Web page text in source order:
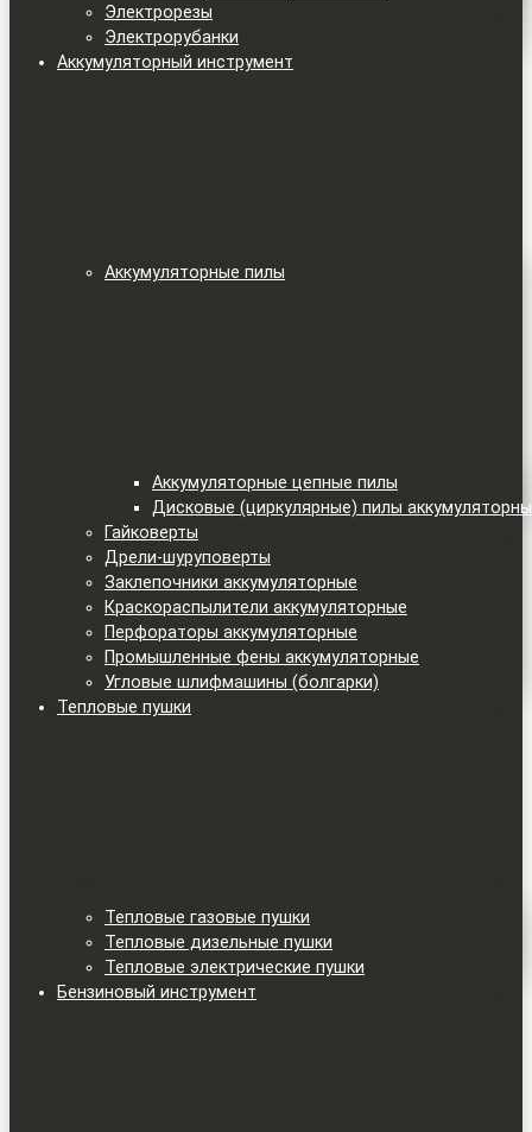
Электрорезы
Электрорубанки
Аккумуляторный инструмент
Аккумуляторные пилы
Аккумуляторные цепные пилы
Дисковые (циркулярные) пилы
Гайковерты
Дрели-шуруповерты
Заклепочники аккумуляторные
Краскораспылители аккумуляторные
Перфораторы аккумуляторные
Промышленные фены аккумуляторные
Угловые шлифмашины (болгарки)
Тепловые пушки
Тепловые газовые пушки
Тепловые дизельные пушки
Тепловые электрические пушки
Бензиновый инструмент